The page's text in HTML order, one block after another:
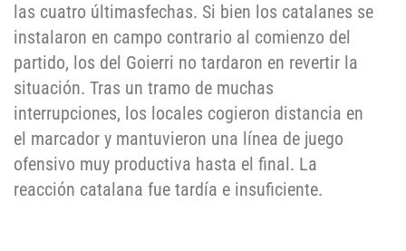
las cuatro últimasfechas. Si bien los catalanes se
instalaron en campo contrario al comienzo del
partido, los del Goierri no tardaron en revertir la
situación. Tras un tramo de muchas
interrupciones, los locales cogieron distancia en
el marcador y mantuvieron una línea de juego
ofensivo muy productiva hasta el final. La
reacción catalana fue tardía e insuficiente.